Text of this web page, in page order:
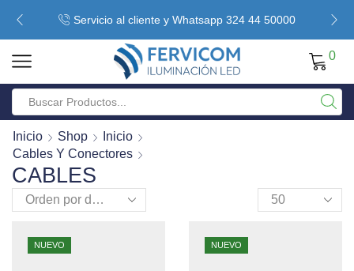
Servicio al cliente y Whatsapp 324 44 50000
0
Inicio Shop
Inicio
Cables Y Conectores
CABLES
NUEVO NUEVO